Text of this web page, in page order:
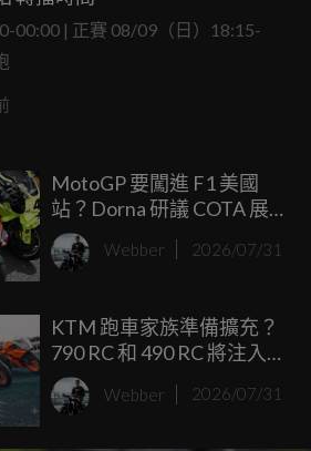
00:00 | 正賽 08/09（日）18:15-
MotoGP 要闖進 F1 美國
站？Dorna 研議 COTA 展示
活動，為兩大賽事共用週
末鋪路Webber 2026/07/31
KTM 跑車家族準備擴充？
790 RC 和 490 RC 將注入
MotoGP 賽道基因！
Webber 2026/07/31